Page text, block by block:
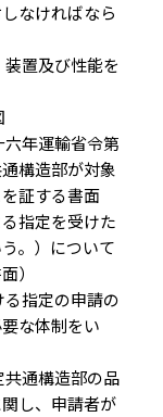
なければなら
置及び性能を
年運輸省令第
構造部が対象
証する書面
指定を受けた
。）について
）
指定の申請の
な体制をい
通構造部の品
し、申請者が